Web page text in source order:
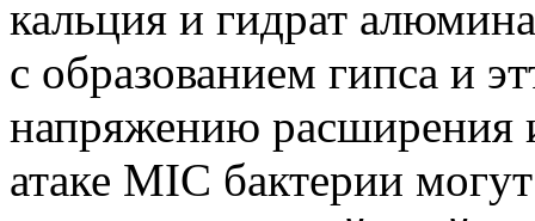
кальция и гидрат
с образованием гипса и
напряжению
атаке MIC бактерии